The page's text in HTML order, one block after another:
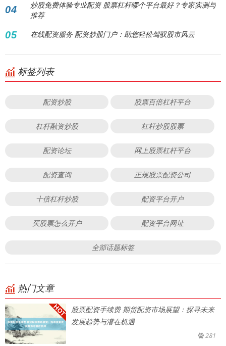
04
炒股免费体验专业配资 股票杠杆哪个平台最好？专家实测与
推荐
05 在线配资服务 配资炒股门户：助您轻松驾驭股市风云
标签列表
配资炒股 股票百倍杠杆平台
杠杆融资炒股 杠杆炒股股票
配资论坛 网上股票杠杆平台
配资查询 正规股票配资公司
十倍杠杆炒股 配资平台开户
买股票怎么开户 配资平台网址
全部话题标签
热门文章
股票配资手续费 期货配资市场展望：探寻未来
发展趋势与潜在机遇
281